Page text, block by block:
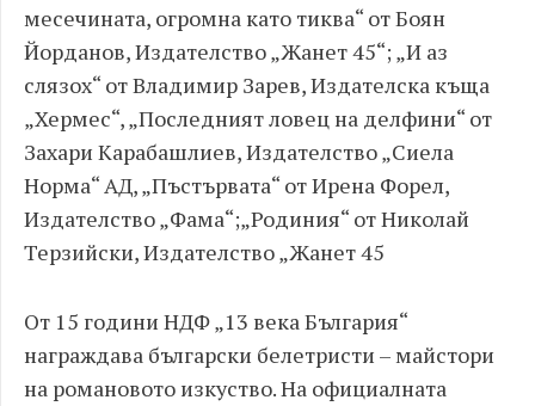
месечината, огромна като тиква“ от Боян
Йорданов, Издателство „Жанет 45“; „И аз
слязох“ от Владимир Зарев, Издателска къща
„Хермес“, „Последният ловец на делфини“ от
Захари Карабашлиев, Издателство „Сиела
Норма“ АД, „Пъстървата“ от Ирена Форел,
Издателство „Фама“;„Родиния“ от Николай
Терзийски, Издателство „Жанет 45
От 15 години НДФ „13 века България“
награждава български белетристи – майстори
на романовото изкуство. На официалната